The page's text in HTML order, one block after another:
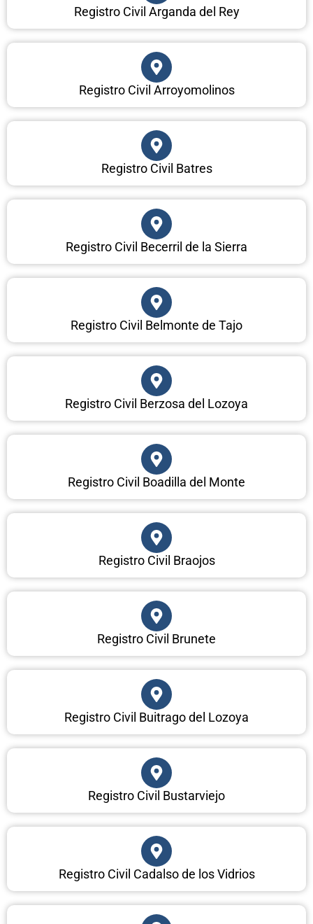
Registro Civil Arganda del Rey
Registro Civil Arroyomolinos
Registro Civil Batres
Registro Civil Becerril de la Sierra
Registro Civil Belmonte de Tajo
Registro Civil Berzosa del Lozoya
Registro Civil Boadilla del Monte
Registro Civil Braojos
Registro Civil Brunete
Registro Civil Buitrago del Lozoya
Registro Civil Bustarviejo
Registro Civil Cadalso de los Vidrios